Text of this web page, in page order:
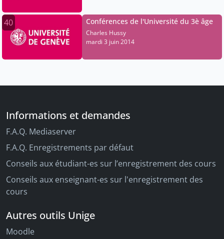
40 Conférences de l'Université du 3è âge
Charles Hussy
mardi 3 juin 2014
Informations et demandes
F.A.Q. Mediaserver
F.A.Q. Enregistrements par défaut
Conseils aux étudiant-es sur l’enregistrement des cours
Conseils aux enseignant-es sur l'enregistrement des
cours
Autres outils Unige
Moodle